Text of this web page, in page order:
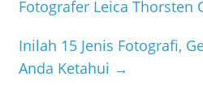
r
s
Fotografer Leica Thorsten
Inilah 15 Jenis Fotografi,
Anda Ketahui →